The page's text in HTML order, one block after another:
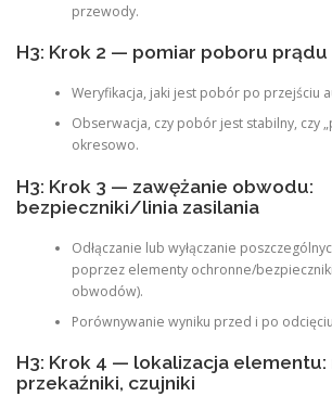
przewody.
H3: Krok 2 — pomiar poboru prądu
Weryfikacja, jaki jest pobór po przejściu
Obserwacja, czy pobór jest stabilny, czy
okresowo.
H3: Krok 3 — zawężanie obwodu:
bezpieczniki/linia zasilania
Odłączanie lub wyłączanie
poprzez elementy ochronne/
obwodów).
Porównywanie wyniku przed i po
H3: Krok 4 — lokalizacja elementu:
przekaźniki, czujniki